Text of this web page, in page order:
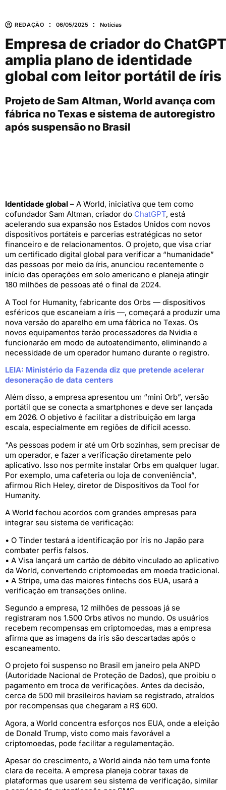
REDAÇÃO 06/05/2025 Notícias
Empresa de criador do ChatGPT
amplia plano de identidade
global com leitor portátil de íris
Projeto de Sam Altman, World avança com
fábrica no Texas e sistema de autoregistro
após suspensão no Brasil
Identidade global – A World, iniciativa que tem como
cofundador Sam Altman, criador do ChatGPT, está
acelerando sua expansão nos Estados Unidos com novos
dispositivos portáteis e parcerias estratégicas no setor
financeiro e de relacionamentos. O projeto, que visa criar
um certificado digital global para verificar a “humanidade”
das pessoas por meio da íris, anunciou recentemente o
início das operações em solo americano e planeja atingir
180 milhões de pessoas até o final de 2024.
A Tool for Humanity, fabricante dos Orbs — dispositivos
esféricos que escaneiam a íris —, começará a produzir uma
nova versão do aparelho em uma fábrica no Texas. Os
novos equipamentos terão processadores da Nvidia e
funcionarão em modo de autoatendimento, eliminando a
necessidade de um operador humano durante o registro.
LEIA: Ministério da Fazenda diz que pretende acelerar
desoneração de data centers
Além disso, a empresa apresentou um “mini Orb”, versão
portátil que se conecta a smartphones e deve ser lançada
em 2026. O objetivo é facilitar a distribuição em larga
escala, especialmente em regiões de difícil acesso.
“As pessoas podem ir até um Orb sozinhas, sem precisar de
um operador, e fazer a verificação diretamente pelo
aplicativo. Isso nos permite instalar Orbs em qualquer lugar.
Por exemplo, uma cafeteria ou loja de conveniência”,
afirmou Rich Heley, diretor de Dispositivos da Tool for
Humanity.
A World fechou acordos com grandes empresas para
integrar seu sistema de verificação:
• O Tinder testará a identificação por íris no Japão para
combater perfis falsos.
• A Visa lançará um cartão de débito vinculado ao aplicativo
da World, convertendo criptomoedas em moeda tradicional.
• A Stripe, uma das maiores fintechs dos EUA, usará a
verificação em transações online.
Segundo a empresa, 12 milhões de pessoas já se
registraram nos 1.500 Orbs ativos no mundo. Os usuários
recebem recompensas em criptomoedas, mas a empresa
afirma que as imagens da íris são descartadas após o
escaneamento.
O projeto foi suspenso no Brasil em janeiro pela ANPD
(Autoridade Nacional de Proteção de Dados), que proibiu o
pagamento em troca de verificações. Antes da decisão,
cerca de 500 mil brasileiros haviam se registrado, atraídos
por recompensas que chegaram a R$ 600.
Agora, a World concentra esforços nos EUA, onde a eleição
de Donald Trump, visto como mais favorável a
criptomoedas, pode facilitar a regulamentação.
Apesar do crescimento, a World ainda não tem uma fonte
clara de receita. A empresa planeja cobrar taxas de
plataformas que usarem seu sistema de verificação, similar